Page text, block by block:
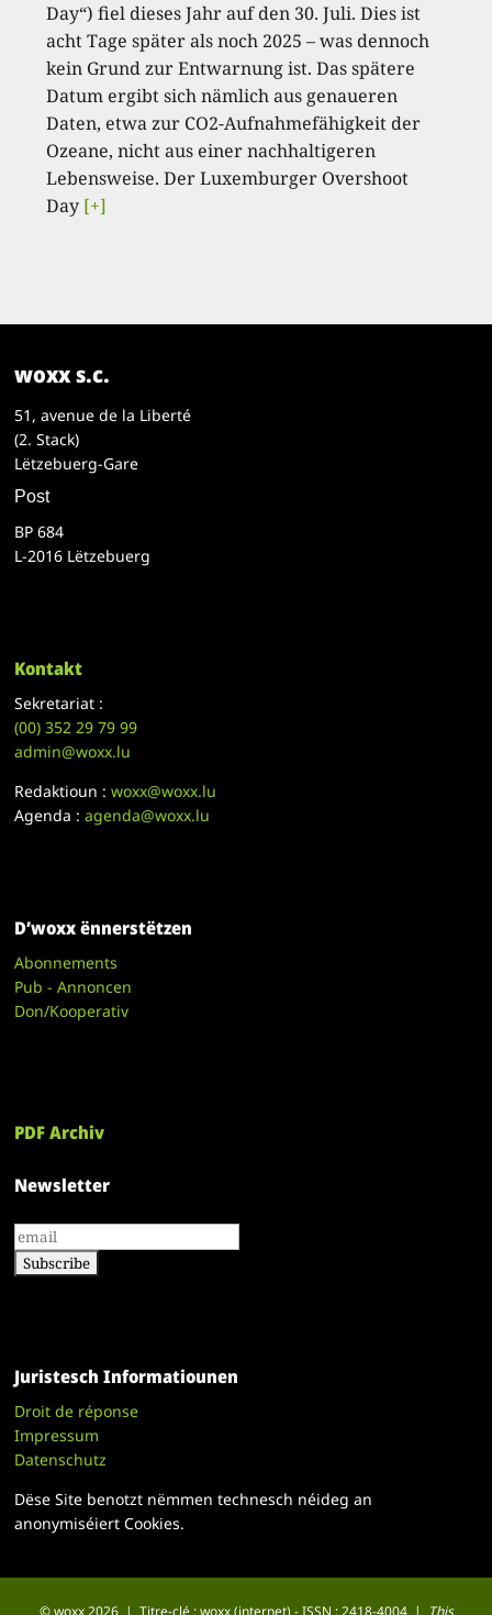
Day“) fiel dieses Jahr auf den 30. Juli. Dies ist
acht Tage später als noch 2025 – was dennoch
kein Grund zur Entwarnung ist. Das spätere
Datum ergibt sich nämlich aus genaueren
Daten, etwa zur CO2-Aufnahmefähigkeit der
Ozeane, nicht aus einer nachhaltigeren
Lebensweise. Der Luxemburger Overshoot
Day [+]
woxx s.c.
51, avenue de la Liberté
(2. Stack)
Lëtzebuerg-Gare
Post
BP 684
L-2016 Lëtzebuerg
Kontakt
Sekretariat :
(00)352 29 79 99
admin@woxx.lu
Redaktioun :woxx@woxx.lu
Agenda :agenda@woxx.lu
D’woxx ënnerstëtzen
Abonnements
Pub - Annoncen
Don/Kooperativ
PDF Archiv
Newsletter
Juristesch Informatiounen
Droit de réponse
Impressum
Datenschutz
Dëse Site benotzt nëmmen technesch néideg an
anonymiséiert Cookies.